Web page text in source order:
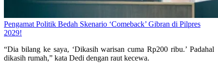
Pengamat Politik Bedah Skenario ‘Comeback’ Gibran di Pilpres
2029!
“Dia bilang ke saya, ‘Dikasih warisan cuma Rp200 ribu.’ Padahal
dikasih rumah,” kata Dedi dengan raut kecewa.